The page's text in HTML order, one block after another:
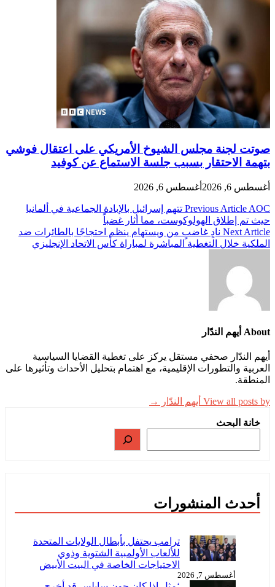
صوتت لجنة مجلس الشيوخ الأمريكي على اعتقال فوشي
بتهمة الاحتقار بسبب جلسة الاستماع عن كوفيد
أغسطس 6, 2026 أغسطس 6, 2026
تصفّح
المقالات
Previous Article AOC تتهم إسرائيل بالإبادة الجماعية في ألمانيا
حيث تم إطلاق الهولوكوست، مما أثار غضباً
Next Article نادٍ غاضبٍ من ويستهام ينظم احتجاجًا بالطائرات ضد
الملكية خلال التغطية المباشرة لمباراة كأس الاتحاد الإنجليزي
About أيهم الندّار
أيهم الندّار صحفي مستقل يركز على تغطية القضايا السياسية
العربية والتطورات الإقليمية، مع اهتمام بتحليل الأحداث وتأثيرها على
المنطقة.
View all posts by أيهم الندّار →
خانة البحث
أحدث المنشورات
ترامب يحتفل بأبطال الولايات المتحدة
للألعاب الأولمبية الشتوية وذوي
الاحتياجات الخاصة في البيت الأبيض
أغسطس 7, 2026